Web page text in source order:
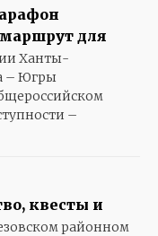
для
Ханты-
– Югры
–
квесты и
районном